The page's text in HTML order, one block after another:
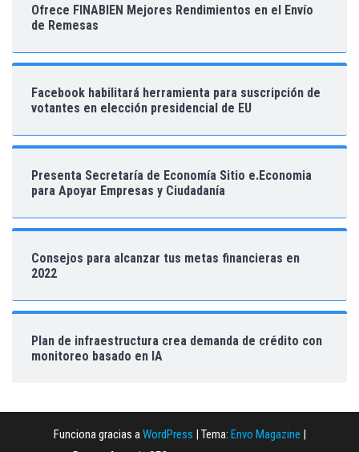
Ofrece FINABIEN Mejores Rendimientos en el Envío
de Remesas
Facebook habilitará herramienta para suscripción de
votantes en elección presidencial de EU
Presenta Secretaría de Economía Sitio e.Economia
para Apoyar Empresas y Ciudadanía
Consejos para alcanzar tus metas financieras en
2022
Plan de infraestructura crea demanda de crédito con
monitoreo basado en IA
Funciona gracias aWordPress Tema: Envo Magazine